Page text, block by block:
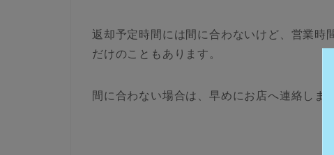
返却予定時間には間に合わないけど、営業時
だけのこともあります。
間に合わない場合は、早めにお店へ連絡しま